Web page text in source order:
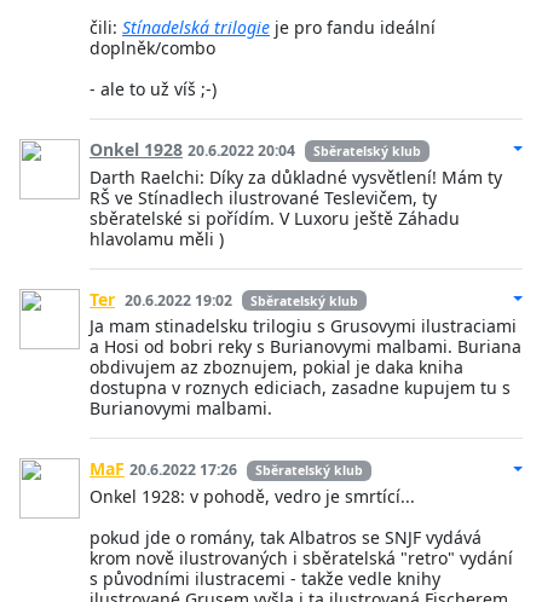
čili: Stínadelská trilogie je pro fandu ideální
doplněk/combo
- ale to už víš ;-)
Onkel 1928 20.6.2022 20:04 Sběratelský klub
Darth Raelchi: Díky za důkladné vysvětlení! Mám ty
RŠ ve Stínadlech ilustrované Teslevičem, ty
sběratelské si pořídím. V Luxoru ještě Záhadu
hlavolamu měli )
Ter 20.6.2022 19:02 Sběratelský klub
Ja mam stinadelsku trilogiu s Grusovymi ilustraciami
a Hosi od bobri reky s Burianovymi malbami. Buriana
obdivujem az zboznujem, pokial je daka kniha
dostupna v roznych ediciach, zasadne kupujem tu s
Burianovymi malbami.
MaF 20.6.2022 17:26 Sběratelský klub
Onkel 1928: v pohodě, vedro je smrtící...
pokud jde o romány, tak Albatros se SNJF vydává
krom nově ilustrovaných i sběratelská "retro" vydání
s původními ilustracemi - takže vedle knihy